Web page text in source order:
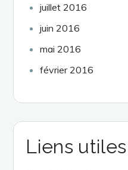
juillet 2016
juin 2016
mai 2016
février 2016
Liens utiles